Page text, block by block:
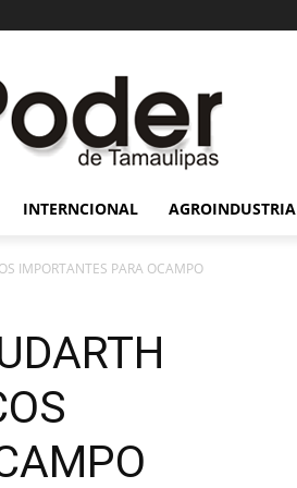
INTERNCIONAL AGROINDUSTRIA
IMPORTANTES PARA OCAMPO